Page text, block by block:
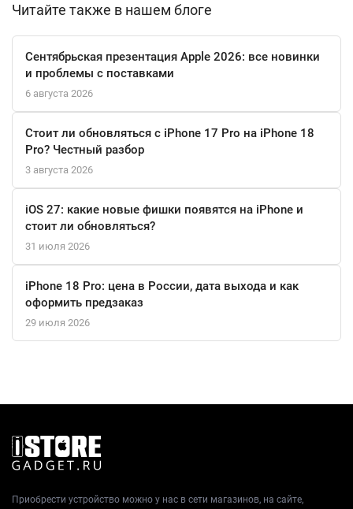
Быстрый SSD на 512 ГБ предоставит достаточно места для
безупречную рабочую станцию прямо из коробки.
Читайте также в нашем блоге
Сентябрьская презентация Apple 2026: все новинки
и проблемы с поставками
6 августа 2026
Стоит ли обновляться с iPhone 17 Pro на iPhone 18
Pro? Честный разбор
3 августа 2026
iOS 27: какие новые фишки появятся на iPhone и
стоит ли обновляться?
31 июля 2026
iPhone 18 Pro: цена в России, дата выхода и как
оформить предзаказ
29 июля 2026
Приобрести устройство можно у нас в сети магазинов, на сайте,